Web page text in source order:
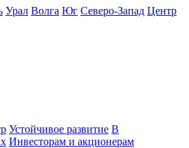
Урал Волга Юг Северо-Запад Центр
Устойчивое развитие В
Инвесторам и акционерам